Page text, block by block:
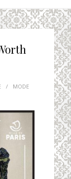
/
MODE